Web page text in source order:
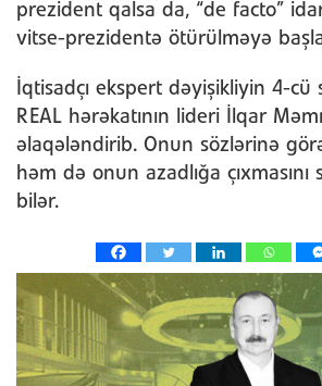
prezident qalsa da, “de facto”
vitse-prezidentə ötürülməyə
İqtisadçı ekspert dəyişikliyin 4-cü
REAL hərəkatının lideri İlqar
əlaqələndirib. Onun sözlərinə
həm də onun azadlığa
bilər.